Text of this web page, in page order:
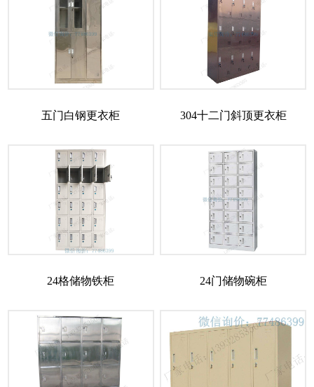
五门白钢更衣柜 304十二门斜顶更衣柜
24格储物铁柜 24门储物碗柜